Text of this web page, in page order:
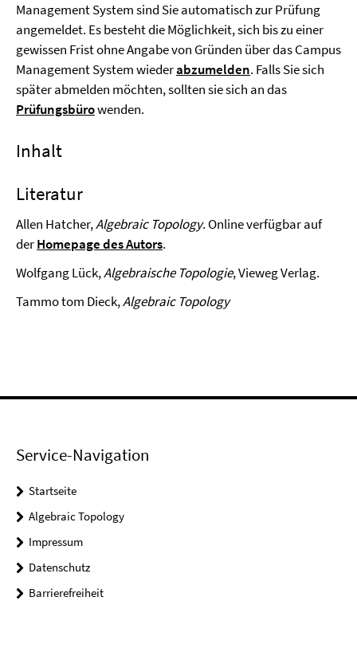
Management System sind Sie automatisch zur Prüfung
angemeldet. Es besteht die Möglichkeit, sich bis zu einer
gewissen Frist ohne Angabe von Gründen über das Campus
Management System wiederabzumelden. Falls Sie sich
später abmelden möchten, sollten sie sich an das
Prüfungsbürowenden.
Inhalt
Literatur
Allen Hatcher,Algebraic Topology. Online verfügbar auf
derHomepage des Autors.
Wolfgang Lück,Algebraische Topologie, Vieweg Verlag.
Tammo tom Dieck,Algebraic Topology
Service-Navigation
Startseite
Algebraic Topology
Impressum
Datenschutz
Barrierefreiheit